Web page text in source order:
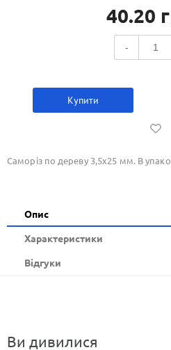
40.20
-
Купити
Саморіз по дереву 3,5х25 мм. В
Опис
Xарактеристики
Відгуки
Ви дивилися